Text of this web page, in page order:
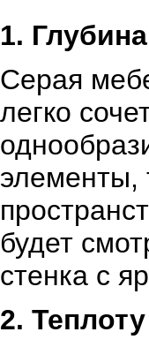
1.
Серая
легко
элементы,
будет
стенка с
2.